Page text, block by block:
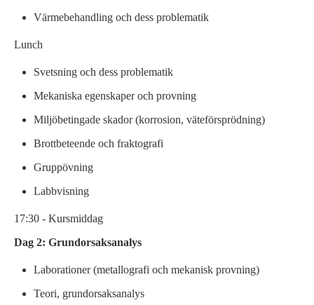
Värmebehandling och dess problematik
Lunch
Svetsning och dess problematik
Mekaniska egenskaper och provning
Miljöbetingade skador (korrosion, väteförsprödning)
Brottbeteende och fraktografi
Gruppövning
Labbvisning
17:30 - Kursmiddag
Dag 2: Grundorsaksanalys
Laborationer (metallografi och mekanisk provning)
Teori, grundorsaksanalys